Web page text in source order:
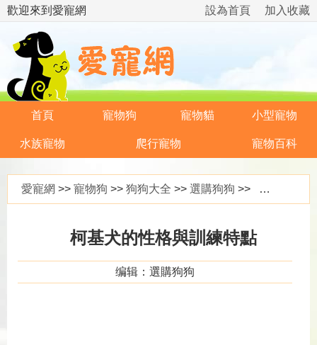
歡迎來到愛寵網 加入收藏
設為首頁
首頁 寵物狗 寵物貓 小型寵物
水族寵物 爬行寵物 寵物百科
愛寵網 >> 寵物狗 >> 狗狗大全 >> 選購狗狗 >> 柯基犬的性格與訓練特點
柯基犬的性格與訓練特點
编辑：選購狗狗